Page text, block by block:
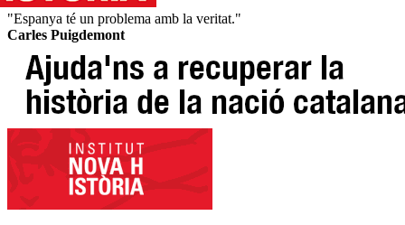
"Espanya té un problema amb la veritat."
Carles Puigdemont